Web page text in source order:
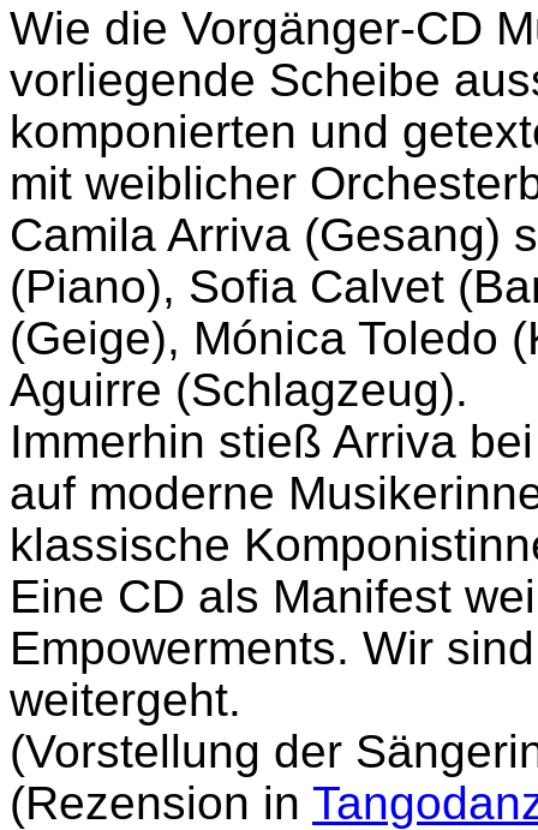
Wie die Vorgänger-CD
vorliegende Scheibe
komponierten und
mit weiblicher
Camila Arriva (Gesang)
(Piano), Sofia Calvet
(Geige), Mónica Toledo
Aguirre (Schlagzeug).
Immerhin stieß Arriva
auf moderne
klassische
Eine CD als Manifest
Empowerments. Wir
weitergeht.
(Vorstellung der
(Rezension in